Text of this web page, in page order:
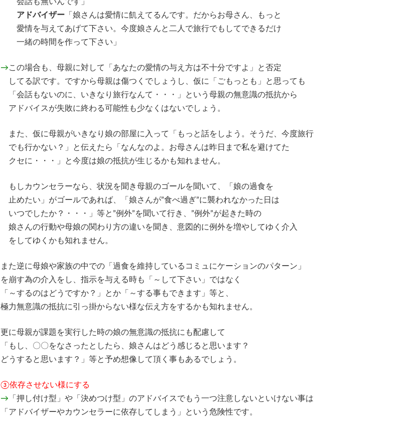
アドバイザー 「娘さんは愛情に飢えてるんです。だからお母さん、もっと
愛情を与えてあげて下さい。今度娘さんと二人で旅行でもしてできるだけ
一緒の時間を作って下さい」
→この場合も、母親に対して「あなたの愛情の与え方は不十分ですよ」と否定
してる訳です。ですから母親は傷つくでしょうし、仮に「ごもっとも」と思っても
「会話もないのに、いきなり旅行なんて・・・」という母親の無意識の抵抗から
アドバイスが失敗に終わる可能性も少なくはないでしょう。
また、仮に母親がいきなり娘の部屋に入って「もっと話をしよう。そうだ、今度旅行
でも行かない？」と伝えたら「なんなのよ。お母さんは昨日まで私を避けてた
クセに・・・」と今度は娘の抵抗が生じるかも知れません。
もしカウンセラーなら、状況を聞き母親のゴールを聞いて、「娘の過食を
止めたい」がゴールであれば、「娘さんが”食べ過ぎ”に襲われなかった日は
いつでしたか？・・・」等と”例外”を聞いて行き、”例外”が起きた時の
娘さんの行動や母娘の関わり方の違いを聞き、意図的に例外を増やしてゆく介入
をしてゆくかも知れません。
また逆に母娘や家族の中での「過食を維持しているコミュにケーションのパターン」
を崩す為の介入をし、指示を与える時も「～して下さい」ではなく
「～するのはどうですか？」とか「～する事もできます」等と、
極力無意識の抵抗に引っ掛からない様な伝え方をするかも知れません。
更に母親が課題を実行した時の娘の無意識の抵抗にも配慮して
「もし、〇〇をなさったとしたら、娘さんはどう感じると思います？
どうすると思います？」等と予め想像して頂く事もあるでしょう。
③依存させない様にする
→ 「押し付け型」や「決めつけ型」のアドバイスでもう一つ注意しないといけない事は
「アドバイザーやカウンセラーに依存してしまう」という危険性です。